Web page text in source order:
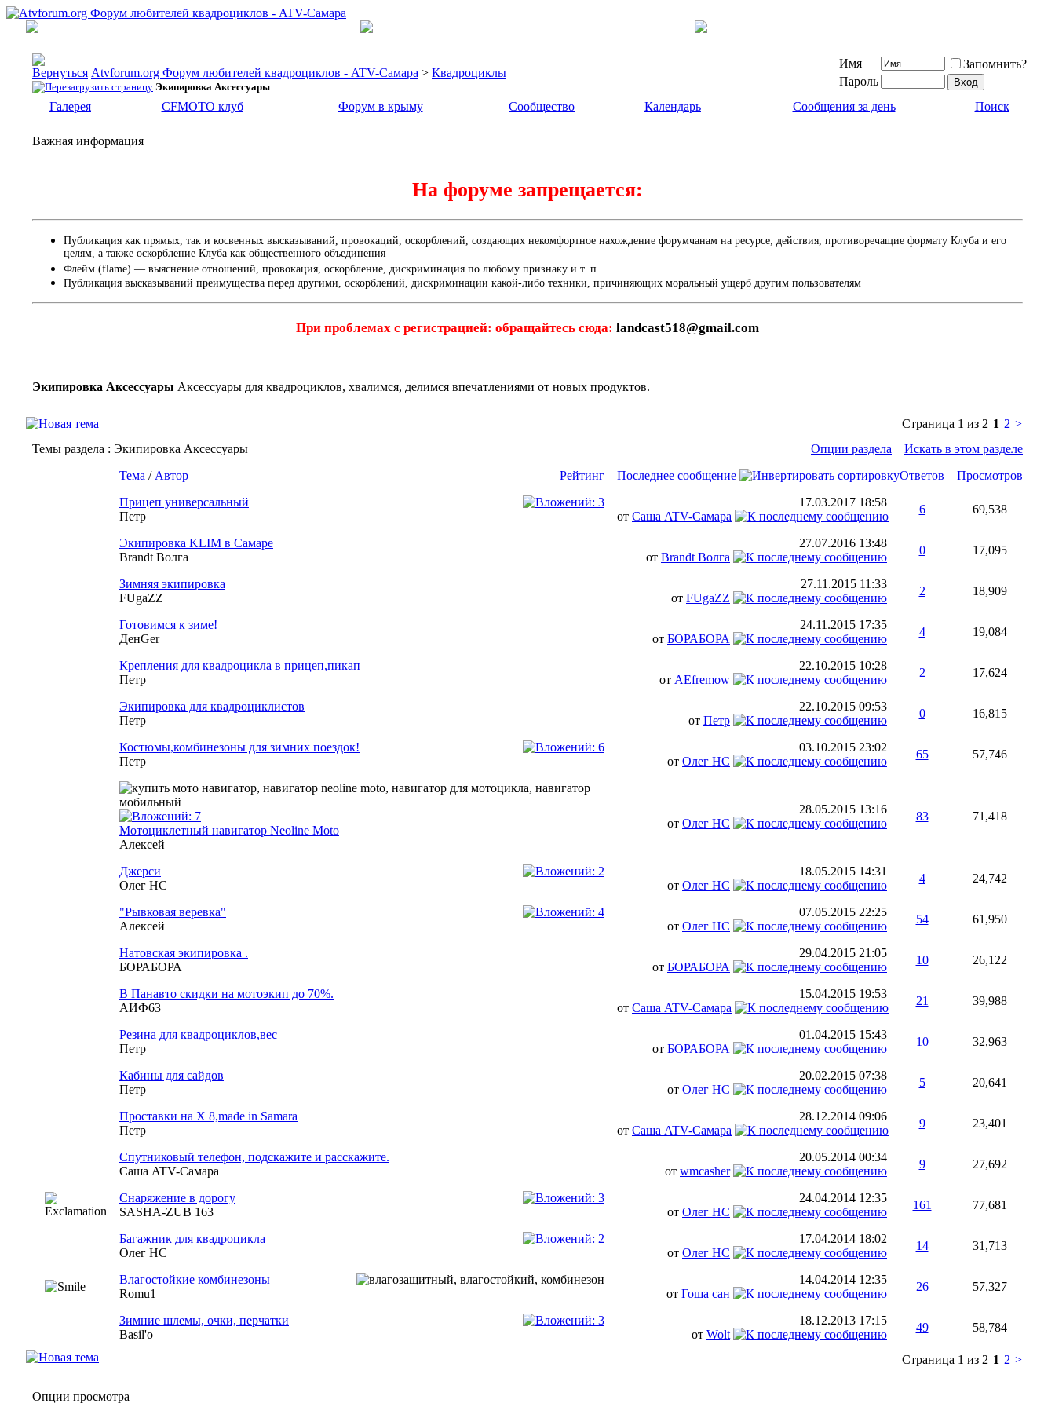
Atvforum.org Форум любителей квадроциклов - ATV-Самара > Квадроциклы
Экипировка Аксессуары
Имя
Запомнить?
Пароль
Галерея
CFMOTO клуб Форум в крыму Сообщество Календарь Сообщения за день Поиск
Важная информация
На форуме запрещается:
Публикация как прямых, так и косвенных высказываний, провокаций, оскорблений, создающих некомфортное нахождение форумчанам на ресурсе; действия, противоречащие формату Клуба и его
целям, а также оскорбление Клуба как общественного объединения
Флейм (flame) — выяснение отношений, провокация, оскорбление, дискриминация по любому признаку и т. п.
Публикация высказываний преимущества перед другими, оскорблений, дискриминации какой-либо техники, причиняющих моральный ущерб другим пользователям
При проблемах с регистрацией: обращайтесь сюда: landcast518@gmail.com
Экипировка Аксессуары Аксессуары для квадроциклов, хвалимся, делимся впечатлениями от новых продуктов.
Страница 1 из 2 1 2 >
Темы раздела : Экипировка Аксессуары Опции раздела
Искать в этом разделе
Рейтинг
Тема / Автор Последнее сообщение Ответов
Просмотров
Прицеп универсальный
Петр
17.03.2017 18:58
от Саша ATV-Самара
6 69,538
Экипировка KLIM в Самаре
Brandt Волга
27.07.2016 13:48
от Brandt Волга
0 17,095
Зимняя экипировка
FUgaZZ
27.11.2015 11:33
от FUgaZZ
2 18,909
Готовимся к зиме!
ДенGer
24.11.2015 17:35
от БОРАБОРА
4 19,084
Крепления для квадроцикла в прицеп,пикап
Петр
22.10.2015 10:28
от AEfremow
2 17,624
Экипировка для квадроциклистов
Петр
22.10.2015 09:53
от Петр
0 16,815
Костюмы,комбинезоны для зимних поездок!
Петр
03.10.2015 23:02
от Олег НС
65 57,746
Мотоциклетный навигатор Neoline Moto
Алексей
28.05.2015 13:16
от Олег НС
83 71,418
Джерси
Олег НС
18.05.2015 14:31
от Олег НС
4 24,742
"Рывковая веревка"
Алексей
07.05.2015 22:25
от Олег НС
54 61,950
Натовская экипировка .
БОРАБОРА
29.04.2015 21:05
от БОРАБОРА
10 26,122
В Панавто скидки на мотоэкип до 70%.
АИФ63
15.04.2015 19:53
от Саша ATV-Самара
21 39,988
Резина для квадроциклов,вес
Петр
01.04.2015 15:43
от БОРАБОРА
10 32,963
Кабины для сайдов
Петр
20.02.2015 07:38
от Олег НС
5 20,641
Проставки на Х 8,made in Samara
Петр
28.12.2014 09:06
от Саша ATV-Самара
9 23,401
Спутниковый телефон, подскажите и расскажите.
Саша ATV-Самара
20.05.2014 00:34
от wmcasher
9 27,692
Снаряжение в дорогу
SASHA-ZUB 163
24.04.2014 12:35
от Олег НС
161 77,681
Багажник для квадроцикла
Олег НС
17.04.2014 18:02
от Олег НС
14 31,713
Влагостойкие комбинезоны
Romu1
14.04.2014 12:35
от Гоша сан
26 57,327
Зимние шлемы, очки, перчатки
Basil'o
18.12.2013 17:15
от Wolt
49 58,784
Страница 1 из 2 1 2 >
Опции просмотра